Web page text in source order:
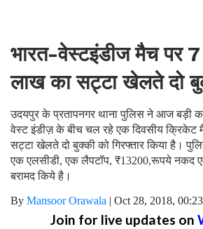
भारत-वेस्टइंडीज मैच पर
लाख का सट्टा खेलते दो
उदयपुर के प्रतापनगर थाना पुलिस ने आज बड़ी
वेस्ट इंडीज़ के बीच चल रहे एक दिवसीय क्रिकेट
सट्टा खेलते दो बुक्की को गिरफ्तार किया है।
एक एलसीडी, एक लैपटॉप, ₹13200,रूपये नकद
बरामद किये है।
By Mansoor Orawala | Oct 28, 2018,
Join for live updates on